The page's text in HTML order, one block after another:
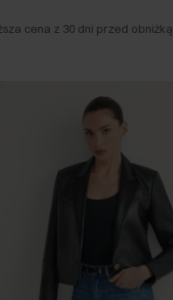
cena z 30 dni przed obniżką